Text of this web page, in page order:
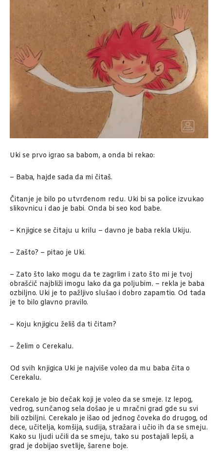
Uki se prvo igrao sa babom, a onda bi rekao:
– Baba, hajde sada da mi čitaš.
Čitanje je bilo po utvrđenom redu. Uki bi sa police izvukao
slikovnicu i dao je babi. Onda bi seo kod babe.
– Knjigice se čitaju u krilu – davno je baba rekla Ukiju.
– Zašto? – pitao je Uki.
– Zato što lako mogu da te zagrlim i zato što mi je tvoj
obrašćič najbliži imogu lako da ga poljubim. – rekla je baba
ozbiljno. Uki je to pažljivo slušao i dobro zapamtio. Od tada
je to bilo glavno pravilo.
– Koju knjigicu želiš da ti čitam?
– Želim o Cerekalu.
Od svih knjigica Uki je najviše voleo da mu baba čita o
Cerekalu.
Cerekalo je bio dečak koji je voleo da se smeje. Iz lepog,
vedrog, sunčanog sela došao je u mračni grad gde su svi
bili ozbiljni. Cerekalo je išao od jednog čoveka do drugog, od
dece, učitelja, komšija, sudija, stražara i učio ih da se smeju.
Kako su ljudi učili da se smeju, tako su postajali lepši, a
grad je dobijao svetlije, šarene boje.